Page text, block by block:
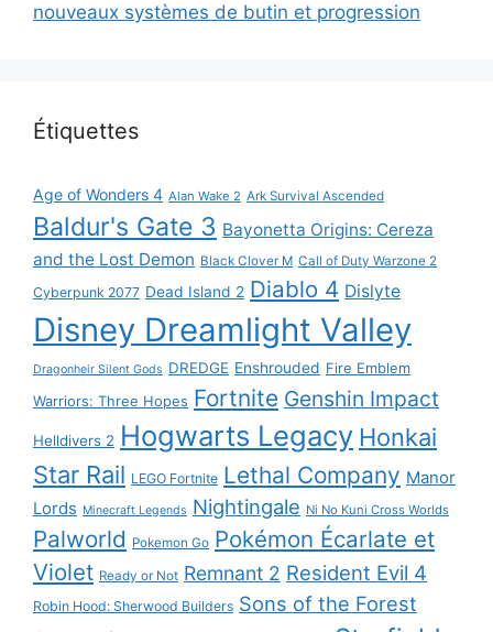
nouveaux systèmes de butin et progression
Étiquettes
Age of Wonders 4 Alan Wake 2 Ark Survival Ascended
Baldur's Gate 3 Bayonetta Origins: Cereza
and the Lost Demon Black Clover M Call of Duty Warzone 2
Cyberpunk 2077 Dead Island 2 Diablo 4 Dislyte
Disney Dreamlight Valley
Dragonheir Silent Gods DREDGE Enshrouded Fire Emblem
Warriors: Three Hopes Fortnite Genshin Impact
Helldivers 2 Hogwarts Legacy Honkai
Star Rail LEGO Fortnite Lethal Company Manor
Lords Minecraft Legends Nightingale Ni No Kuni Cross Worlds
Palworld Pokemon Go Pokémon Écarlate et
Violet Ready or Not Remnant 2 Resident Evil 4
Robin Hood: Sherwood Builders Sons of the Forest